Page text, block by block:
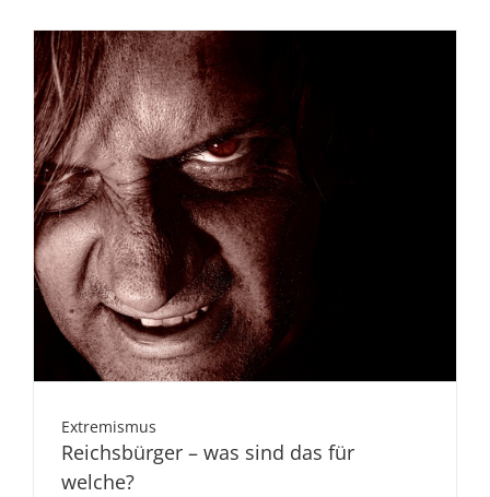
Extremismus
Reichsbürger – was sind das für
welche?